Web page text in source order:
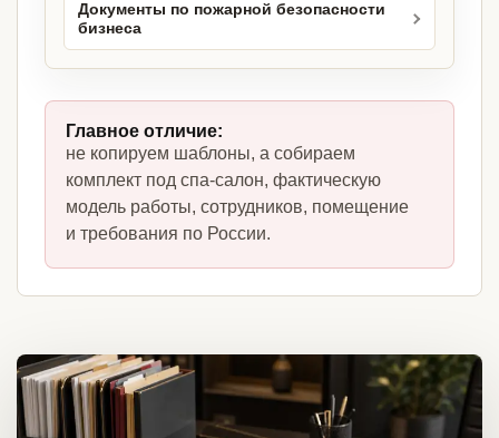
Документы по пожарной безопасности
бизнеса
Главное отличие:
не копируем шаблоны, а собираем
комплект под спа-салон, фактическую
модель работы, сотрудников, помещение
и требования по России.